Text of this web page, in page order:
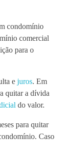
condomínio
comercial
para o
e juros. Em
quitar a dívida
do valor.
para quitar
Caso